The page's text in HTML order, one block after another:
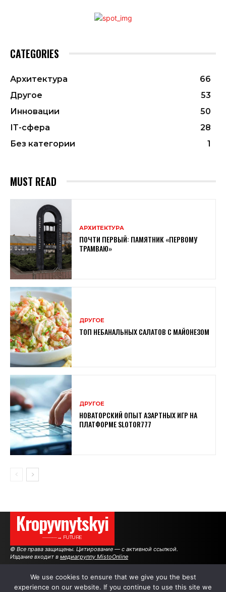
CATEGORIES
Архитектура
66
Другое
53
Инновации
50
ІТ-сфера
28
Без категории
1
MUST READ
АРХИТЕКТУРА
ПОЧТИ ПЕРВЫЙ: ПАМЯТНИК «ПЕРВОМУ
ТРАМВАЮ»
ДРУГОЕ
ТОП НЕБАНАЛЬНЫХ САЛАТОВ С МАЙОНЕЗОМ
ДРУГОЕ
НОВАТОРСКИЙ ОПЫТ АЗАРТНЫХ ИГР НА
ПЛАТФОРМЕ SLOTOR777
Kropyvnytskyi
———→ FUTURE
© Все права защищены. Цитирование — с активной ссылкой.
Издание входит в медиагруппу MistoOnline
АВТОРЫ РЕКЛАМА НА САЙТЕ
We use cookies to ensure that we give you the best
experience on our website. If you continue to use this site we